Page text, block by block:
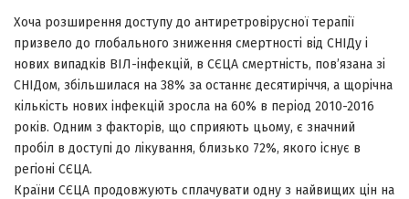
Хоча розширення доступу до антиретровірусної терапії
призвело до глобального зниження смертності від СНІДу і
нових випадків ВІЛ-інфекцій, в СЄЦА смертність, пов’язана зі
СНІДом, збільшилася на 38% за останнє десятиріччя, а щорічна
кількість нових інфекцій зросла на 60% в період 2010-2016
років. Одним з факторів, що сприяють цьому, є значний
пробіл в доступі до лікування, близько 72%, якого існує в
регіоні СЄЦА.
Країни СЄЦА продовжують сплачувати одну з найвищих цін на